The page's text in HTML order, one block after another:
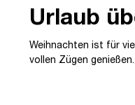
Urlaub
Weihnachten ist für
vollen Zügen